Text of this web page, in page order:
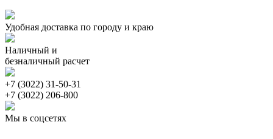
Удобная доставка по городу и краю
Наличный и
безналичный расчет
+7 (3022) 31-50-31
+7 (3022) 206-800
Мы в соцсетях